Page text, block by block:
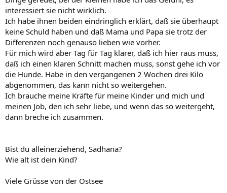
interessiert sie nicht wirklich.
Ich habe ihnen beiden eindringlich erklärt, daß sie überhaupt
keine Schuld haben und daß Mama und Papa sie trotz der
Differenzen noch genauso lieben wie vorher.
Für mich wird aber Tag für Tag klarer, daß ich hier raus muss,
daß ich einen klaren Schnitt machen muss, sonst gehe ich vor
die Hunde. Habe in den vergangenen 2 Wochen drei Kilo
abgenommen, das kann nicht so weitergehen.
Ich brauche meine Kräfte für meine Kinder und mich und
meinen Job, den ich sehr liebe, und wenn das so weitergeht,
dann breche ich zusammen.
Bist du alleinerziehend, Sadhana?
Wie alt ist dein Kind?
Viele Grüsse von der Ostsee